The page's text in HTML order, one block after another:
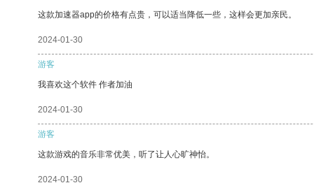
这款加速器app的价格有点贵，可以适当降低一些，这样会更加亲民。
2024-01-30
游客
我喜欢这个软件 作者加油
2024-01-30
游客
这款游戏的音乐非常优美，听了让人心旷神怡。
2024-01-30